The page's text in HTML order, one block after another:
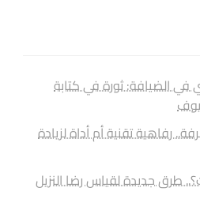
في الضيافة: ثورة في كتابة
رفاهية تقنية أم أداة لزيادة
طرق جديدة لقياس رضا النزيل